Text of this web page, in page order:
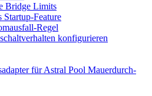
Bridge Limits
Startup-Feature
Regel
konfigurieren
für Astral Pool Mauer­durch­